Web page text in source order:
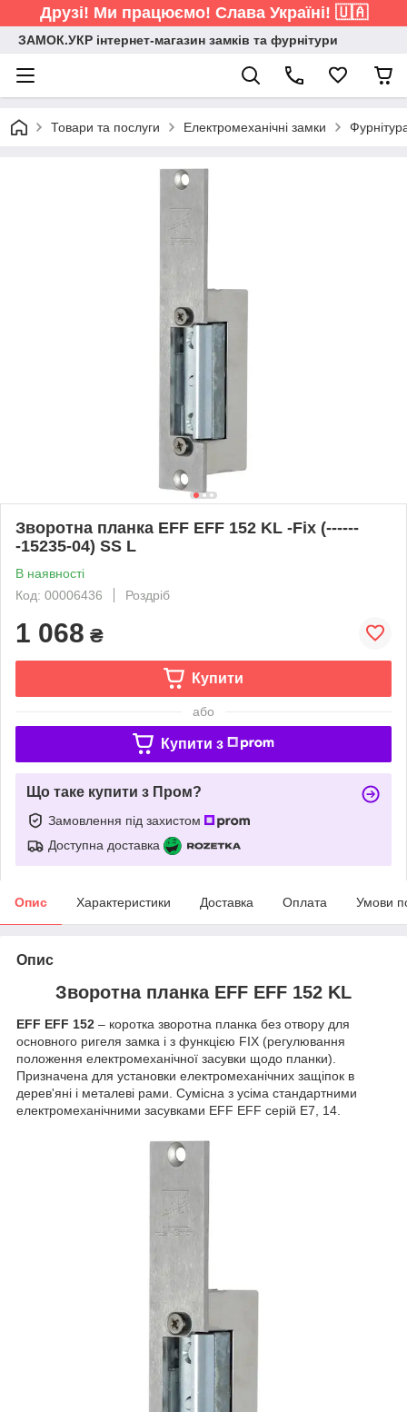
Друзі! Ми працюємо! Слава Україні! 🇺🇦
ЗАМОК.УКР інтернет-магазин замків та фурнітури
Товари та послуги Електромеханічні замки
Зворотна планка EFF EFF 152 KL -Fix (------
-15235-04) SS L
В наявності
Код: 00006436
Роздріб
1 068 ₴
Купити
або
Купити з
Що таке купити з Пром?
Замовлення під захистом
Доступна доставка
Опис Характеристики Доставка Оплата Умови
Опис
Зворотна планка EFF EFF 152 KL
EFF EFF 152 – коротка зворотна планка без отвору для
основного ригеля замка і з функцією FIX (регулювання
положення електромеханічної засувки щодо планки).
Призначена для установки електромеханічних защіпок в
дерев'яні і металеві рами. Сумісна з усіма стандартними
електромеханічними засувками EFF EFF серій Е7, 14.